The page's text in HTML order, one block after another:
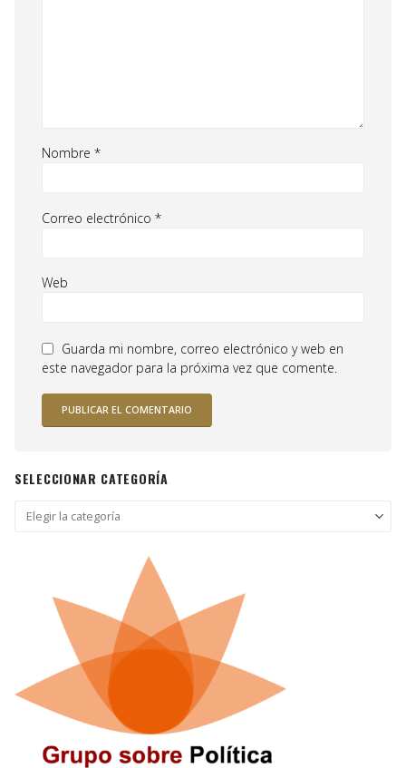
Nombre *
Correo electrónico *
Web
Guarda mi nombre, correo electrónico y web en
este navegador para la próxima vez que comente.
SELECCIONAR CATEGORÍA
Seleccionar
categoría